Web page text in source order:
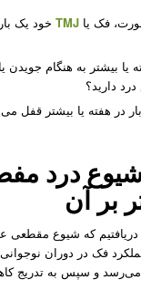
فک یا TMJخود یک بار
یا بیشتر به هنگام جویدن
دارید؟
در هفته یا بیشتر قفل
درد
بر آن
که شیوع مقطعی
فک در دوران
می‌رسد و سپس به تدریج